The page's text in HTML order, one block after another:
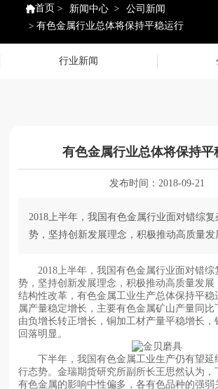
首页 新闻中心
公司新闻
有色金属行业总体将保持平稳运行
行业新闻
有色金属行业总体将保持平
发布时间： 2018-09-21
2018上半年，我国有色金属行业面对错综
势，坚持创新发展理念，积极推动高质量发
种有色金属产量稳定增长，主要有色金属
降，氧化铝产量由负增长转正增长，铜加
长，铝加工材产量增幅回落明显。 下半
属工业生产仍有望延续上半年平稳的运行
究所副所长王思然认为，下半年宏观经济对
2018上半年，我国有色金属行业面对错综
势，坚持创新发展理念，积极推动高质量发展
结构性改革，有色金属工业生产总体保持平稳
属产量稳定增长，主要有色金属矿山产量同
由负增长转正增长，铜加工材产量平稳增长，
回落明显。
下半年，我国有色金属工业生产仍有望延
行态势。金瑞期货研究所副所长王思然认为，
有色金属的影响中性偏多，各有色品种的强弱